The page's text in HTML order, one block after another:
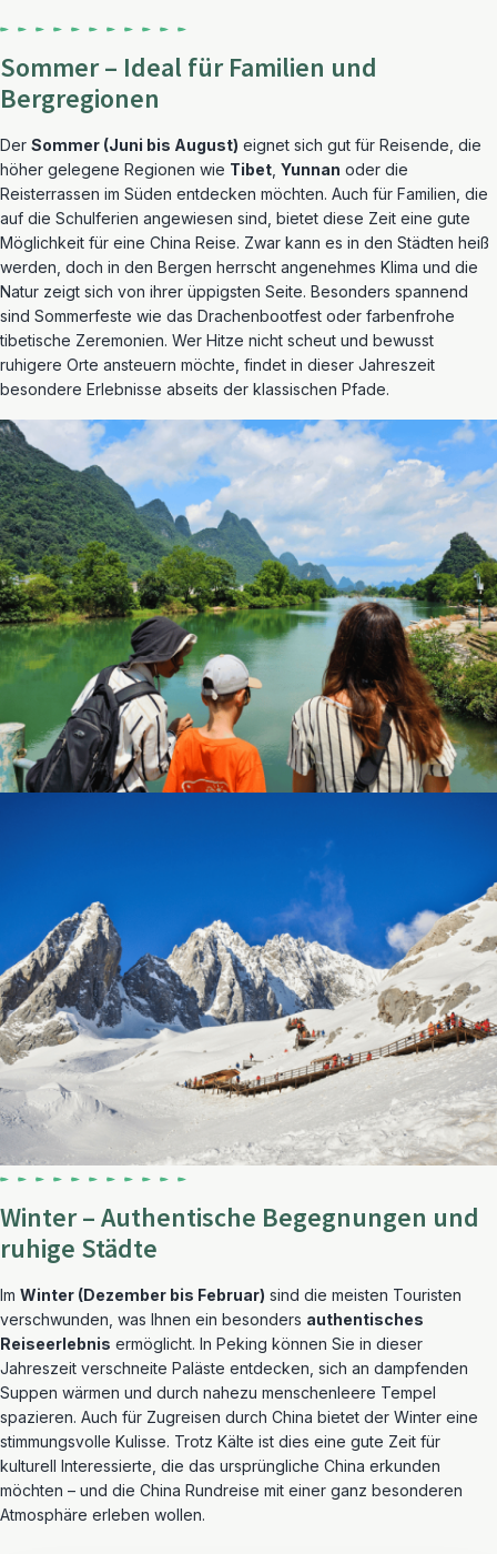
Sommer – Ideal für Familien und
Bergregionen
Der Sommer (Juni bis August) eignet sich gut für Reisende, die
höher gelegene Regionen wie Tibet Yunnan oder die
Reisterrassen im Süden entdecken möchten. Auch für Familien, die
auf die Schulferien angewiesen sind, bietet diese Zeit eine gute
Möglichkeit für eine China Reise. Zwar kann es in den Städten heiß
werden, doch in den Bergen herrscht angenehmes Klima und die
Natur zeigt sich von ihrer üppigsten Seite. Besonders spannend
sind Sommerfeste wie das Drachenbootfest oder farbenfrohe
tibetische Zeremonien. Wer Hitze nicht scheut und bewusst
ruhigere Orte ansteuern möchte, findet in dieser Jahreszeit
besondere Erlebnisse abseits der klassischen Pfade.
Winter – Authentische Begegnungen und
ruhige Städte
Im Winter (Dezember bis Februar) sind die meisten Touristen
verschwunden, was Ihnen ein besonders authentisches
Reiseerlebnis ermöglicht. In Peking können Sie in dieser
Jahreszeit verschneite Paläste entdecken, sich an dampfenden
Suppen wärmen und durch nahezu menschenleere Tempel
spazieren. Auch für Zugreisen durch China bietet der Winter eine
stimmungsvolle Kulisse. Trotz Kälte ist dies eine gute Zeit für
kulturell Interessierte, die das ursprüngliche China erkunden
möchten – und die China Rundreise mit einer ganz besonderen
Atmosphäre erleben wollen.